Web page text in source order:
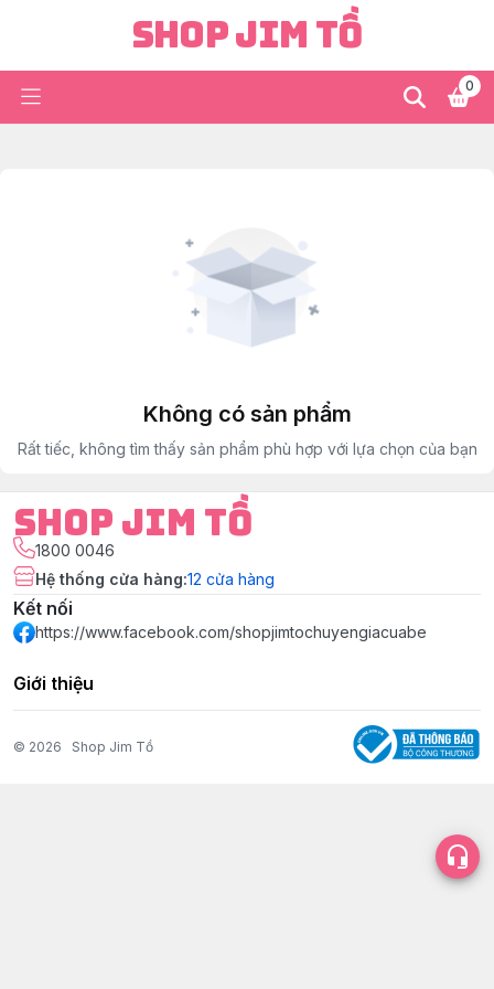
Shop Jim Tồ
0
Không có sản phẩm
Rất tiếc, không tìm thấy sản phẩm phù hợp với lựa chọn của bạn
Shop Jim Tồ
1800 0046
Hệ thống cửa hàng:12 cửa hàng
Kết nối
https://www.facebook.com/shopjimtochuyengiacuabe
Giới thiệu
© 2026 Shop Jim Tồ